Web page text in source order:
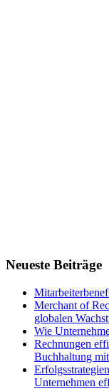
Neueste Beiträge
Merchant of
globalen
Wie
Rechnungen
Buchhaltung
Unternehmen